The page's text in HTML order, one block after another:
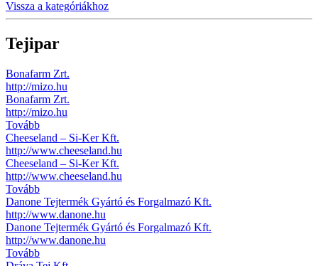
Vissza a kategóriákhoz
Tejipar
Bonafarm Zrt.
http://mizo.hu
Bonafarm Zrt.
http://mizo.hu
Tovább
Cheeseland – Si-Ker Kft.
http://www.cheeseland.hu
Cheeseland – Si-Ker Kft.
http://www.cheeseland.hu
Tovább
Danone Tejtermék Gyártó és Forgalmazó Kft.
http://www.danone.hu
Danone Tejtermék Gyártó és Forgalmazó Kft.
http://www.danone.hu
Tovább